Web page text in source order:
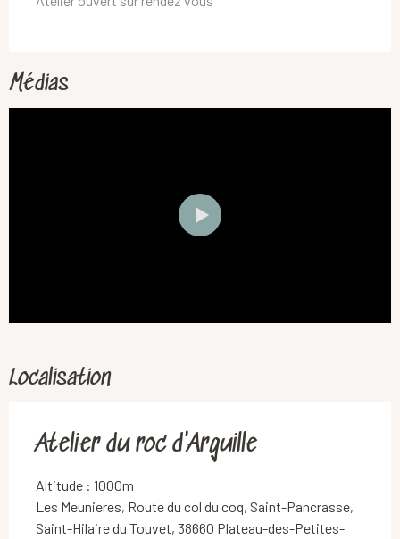
Médias
Localisation
Atelier du roc d'Arguille
Altitude : 1000m
Les Meunieres, Route du col du coq, Saint-Pancrasse,
Saint-Hilaire du Touvet, 38660 Plateau-des-Petites-